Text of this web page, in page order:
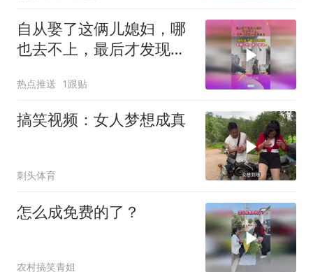
自从娶了这俩儿媳妇，哪
也去不上，最后才发现小
热点推送 1跟贴
搞笑视频：女人梦想成真
刺头体育
怎么成免费的了？
农村搞笑青姐